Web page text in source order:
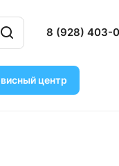
8 (928) 403-
центр